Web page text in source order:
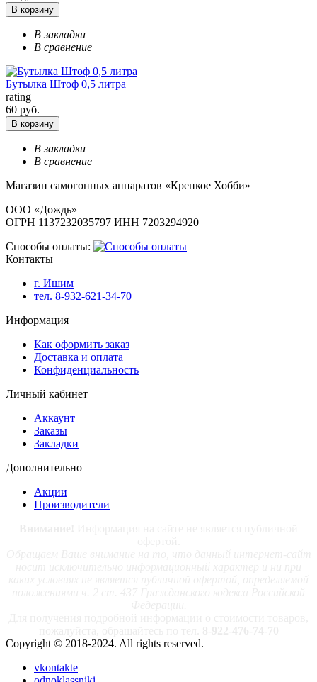
В корзину
В закладки
В сравнение
Бутылка Штоф 0,5 литра
rating
60 руб.
В корзину
В закладки
В сравнение
Магазин самогонных аппаратов «Крепкое Хобби»
ООО «Дождь»
ОГРН 1137232035797 ИНН 7203294920
Способы оплаты:
Контакты
г. Ишим
тел. 8-932-621-34-70
Информация
Как оформить заказ
Доставка и оплата
Конфиденциальность
Личный кабинет
Аккаунт
Заказы
Закладки
Дополнительно
Акции
Производители
Copyright © 2018-2024. All rights reserved.
vkontakte